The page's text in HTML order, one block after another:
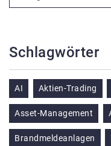
Schlagwörter
AI Aktien-Trading
Asset-Management
Brandmeldeanlagen